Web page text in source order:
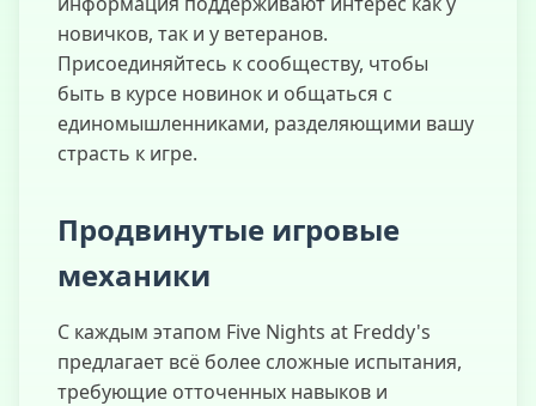
новичков, так и у ветеранов.
Присоединяйтесь к сообществу, чтобы
быть в курсе новинок и общаться с
единомышленниками, разделяющими вашу
страсть к игре.
Продвинутые игровые
механики
С каждым этапом Five Nights at Freddy's
предлагает всё более сложные испытания,
требующие отточенных навыков и